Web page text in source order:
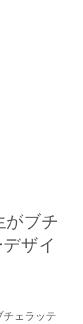
がブチ
ザイ
ェラッテ